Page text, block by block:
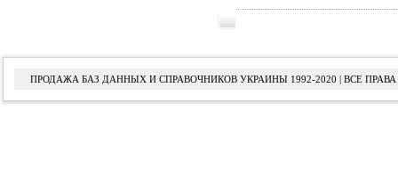
ПРОДАЖА БАЗ ДАННЫХ И СПРАВОЧНИКОВ УКРАИНЫ 1992-2020 | ВСЕ